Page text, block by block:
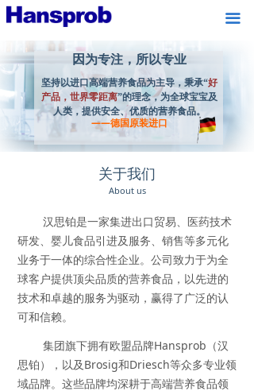
끀
因为专注，所以专业
坚持以进口高端营养食品为主导，秉承“好
产品，世界零距离”的理念，为全球宝宝及
人类，提供安全、优质的营养食品。
——德国原装进口
因为专注，所以专业
坚持以进口高端营养食品为主导，秉
承“好产品，世界零距离”的理念，为全
球宝宝及人类，提供安全、优质的营养
关于我们
About us
汉思铂是一家集进出口贸易、医药技术
研发、婴儿食品引进及服务、销售等多元化
业务于一体的综合性企业。公司致力于为全
球客户提供顶尖品质的营养食品，以先进的
技术和卓越的服务为驱动，赢得了广泛的认
可和信赖。
集团旗下拥有欧盟品牌Hansprob（汉
思铂），以及Brosig和Driesch等众多专业领
域品牌。这些品牌均深耕于高端营养食品领